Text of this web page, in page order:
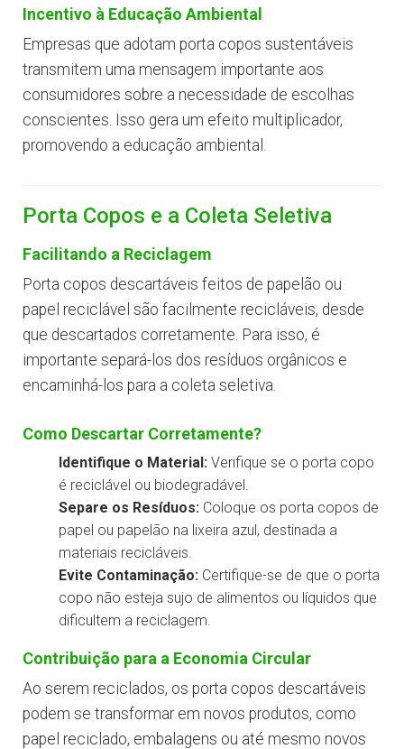
Incentivo à Educação Ambiental
Empresas que adotam porta copos sustentáveis
transmitem uma mensagem importante aos
consumidores sobre a necessidade de escolhas
conscientes. Isso gera um efeito multiplicador,
promovendo a educação ambiental.
Porta Copos e a Coleta Seletiva
Facilitando a Reciclagem
Porta copos descartáveis feitos de papelão ou
papel reciclável são facilmente recicláveis, desde
que descartados corretamente. Para isso, é
importante separá-los dos resíduos orgânicos e
encaminhá-los para a coleta seletiva.
Como Descartar Corretamente?
Identifique o Material: Verifique se o porta copo
é reciclável ou biodegradável.
Separe os Resíduos: Coloque os porta copos de
papel ou papelão na lixeira azul, destinada a
materiais recicláveis.
Evite Contaminação: Certifique-se de que o porta
copo não esteja sujo de alimentos ou líquidos que
dificultem a reciclagem.
Contribuição para a Economia Circular
Ao serem reciclados, os porta copos descartáveis
podem se transformar em novos produtos, como
papel reciclado, embalagens ou até mesmo novos